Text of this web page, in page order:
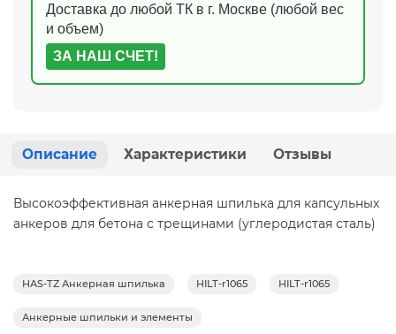
Доставка до любой ТК в г. Москве (любой вес
и объем)
ЗА НАШ СЧЕТ!
Описание Характеристики Отзывы
Высокоэффективная анкерная шпилька для капсульных
анкеров для бетона с трещинами (углеродистая сталь)
HAS-TZ Анкерная шпилька HILT-r1065 HILT-r1065
Анкерные шпильки и элементы